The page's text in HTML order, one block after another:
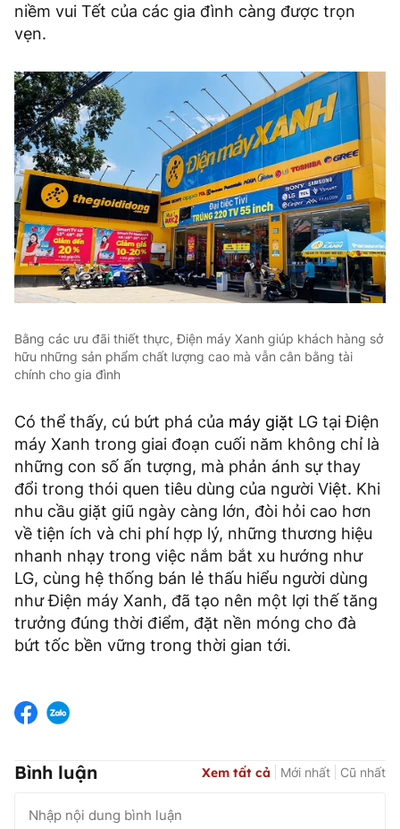
niềm vui Tết của các gia đình càng được trọn
vẹn.
Bằng các ưu đãi thiết thực, Điện máy Xanh giúp khách hàng sở
hữu những sản phẩm chất lượng cao mà vẫn cân bằng tài
chính cho gia đình
Có thể thấy, cú bứt phá của máy giặt LG tại Điện
máy Xanh trong giai đoạn cuối năm không chỉ là
những con số ấn tượng, mà phản ánh sự thay
đổi trong thói quen tiêu dùng của người Việt. Khi
nhu cầu giặt giũ ngày càng lớn, đòi hỏi cao hơn
về tiện ích và chi phí hợp lý, những thương hiệu
nhanh nhạy trong việc nắm bắt xu hướng như
LG, cùng hệ thống bán lẻ thấu hiểu người dùng
như Điện máy Xanh, đã tạo nên một lợi thế tăng
trưởng đúng thời điểm, đặt nền móng cho đà
bứt tốc bền vững trong thời gian tới.
Bình luận Xem tất cả Mới nhất Cũ nhất